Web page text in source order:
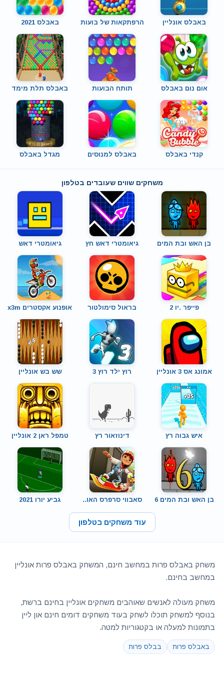
באבלס אונליין הרפתקאות של בועות באבלס 2021
אום נום באבלס תותח הבועות באבלס תלת מימד
קנדי באבלס באבלס למנוסים מגדל באבלס
משחקים שווים שעובדים בטלפון
בן האש ובת המים גיאומטרי דאש חץ גיאומטרי דאש
פייפר .יו 2 בראול סימולטור אופנוע אקסטרים x3m
אמונג אס 3 אונליין רוץ ילד רוץ 3 שש בש אונליין
איש גבוה רץ דינוזאור רץ טמפל ראן 2 אונליין
בן האש ובת המים 6 סאבווי סרפרס האו.. גביע יורו 2021
עוד משחקים בטלפון
משחק באבלס פרות במחשב חינם, המשחק באבלס פרות אונליין
במחשב בחינם.
משחק מעולה לאנשים שאוהבים משחקים אונליין בחינם ברשת,
בנוסף למשחק תוכלו לשחק בעוד משחקים דומים חינם און ליין
בתמונות למעלה או בקטגוריות למטה.
באבלס פרות בבלס פרות